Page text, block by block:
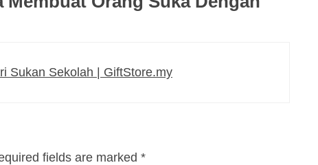
Sukan Sekolah | GiftStore.my
fields are marked *